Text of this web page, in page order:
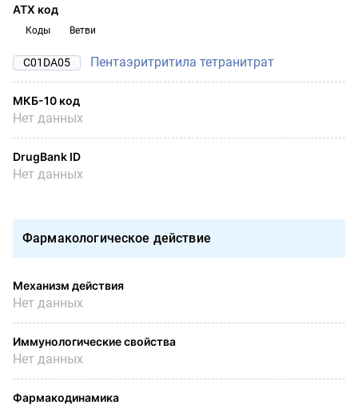
АТХ код
Коды Ветви
C01DA05 Пентаэритритила тетранитрат
МКБ-10 код
Нет данных
DrugBank ID
Нет данных
Фармакологическое действие
Механизм действия
Нет данных
Иммунологические свойства
Нет данных
Фармакодинамика